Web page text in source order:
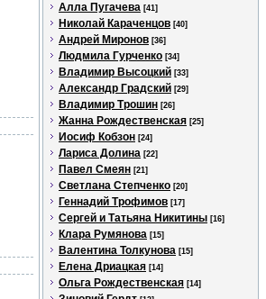
Алла Пугачева [41]
Николай Караченцов [40]
Андрей Миронов [36]
Людмила Гурченко [34]
Владимир Высоцкий [33]
Александр Градский [29]
Владимир Трошин [26]
Жанна Рождественская [25]
Иосиф Кобзон [24]
Лариса Долина [22]
Павел Смеян [21]
Светлана Степченко [20]
Геннадий Трофимов [17]
Сергей и Татьяна Никитины [16]
Клара Румянова [15]
Валентина Толкунова [15]
Елена Дриацкая [14]
Ольга Рождественская [14]